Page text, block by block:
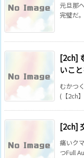
元旦那
完璧だ
[2ch]
いこ
むかつ
(【2ch
[2ch]
痛い
つFull